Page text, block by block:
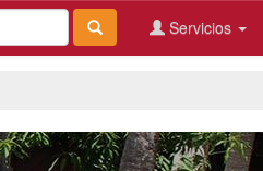
Servicios